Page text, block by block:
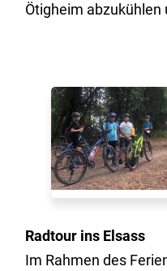
Ötigheim abzukühlen
Radtour ins Elsass
Im Rahmen des